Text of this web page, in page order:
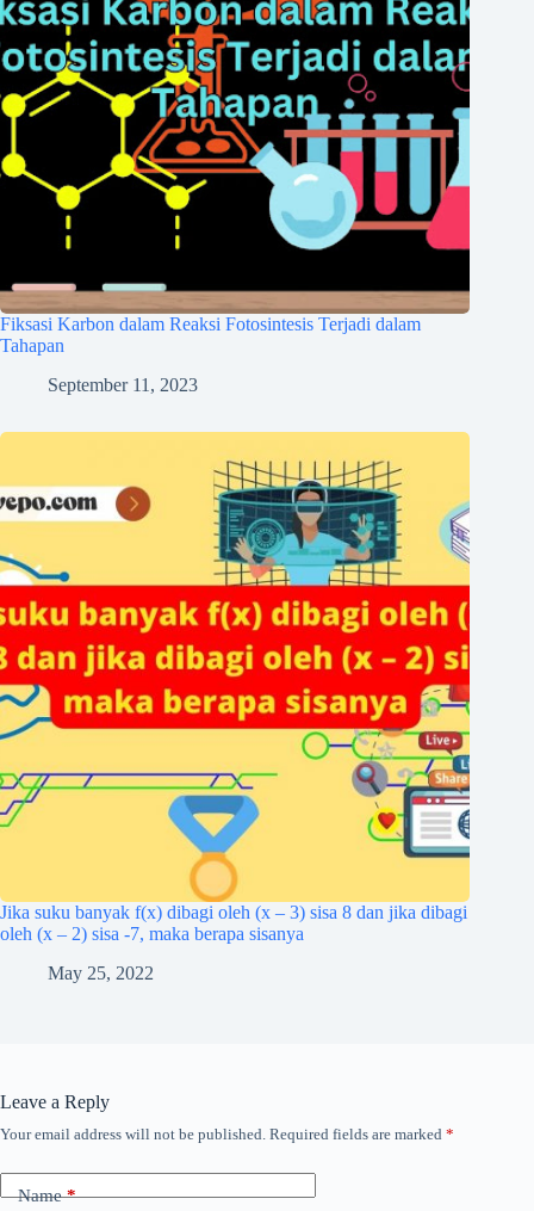
Fiksasi Karbon dalam Reaksi Fotosintesis Terjadi dalam
Tahapan
September 11, 2023
Jika suku banyak f(x) dibagi oleh (x – 3) sisa 8 dan jika dibagi
oleh (x – 2) sisa -7, maka berapa sisanya
May 25, 2022
Leave a Reply
Your email address will not be published. Required fields are marked *
Name*